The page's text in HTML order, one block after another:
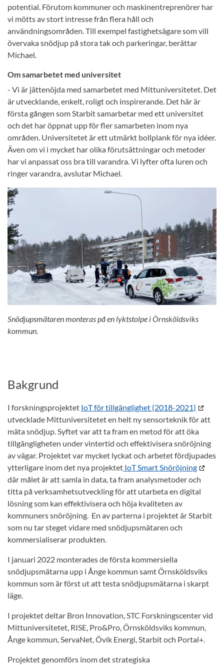
potential. Förutom kommuner och maskinentreprenörer har
vi mötts av stort intresse från flera håll och
användningsområden. Till exempel fastighetsägare som vill
övervaka snödjup på stora tak och parkeringar, berättar
Michael.
Om samarbetet med universitet
- Vi är jättenöjda med samarbetet med Mittuniversitetet. Det
är utvecklande, enkelt, roligt och inspirerande. Det här är
första gången som Starbit samarbetar med ett universitet
och det har öppnat upp för fler samarbeten inom nya
områden. Universitetet är ett utmärkt bollplank för nya idéer.
Även om vi i mycket har olika förutsättningar och metoder
har vi anpassat oss bra till varandra. Vi lyfter ofta luren och
ringer varandra, avslutar Michael.
Snödjupsmätaren monteras på en lyktstolpe i Örnsköldsviks
kommun.
Bakgrund
I forskningsprojektet IoT för tillgänglighet (2018-2021)
utvecklade Mittuniversitetet en helt ny sensorteknik för att
mäta snödjup. Syftet var att ta fram en metod för att öka
tillgängligheten under vintertid och effektivisera snöröjning
av vägar. Projektet var mycket lyckat och arbetet fördjupades
ytterligare inom det nya projektet IoT Smart Snöröjning
där målet är att samla in data, ta fram analysmetoder och
titta på verksamhetsutveckling för att utarbeta en digital
lösning som kan effektivisera och höja kvaliteten av
kommuners snöröjning. En av parterna i projektet är Starbit
som nu tar steget vidare med snödjupsmätaren och
kommersialiserar produkten.
I januari 2022 monterades de första kommersiella
snödjupsmätarna upp i Ånge kommun samt Örnsköldsviks
kommun som är först ut att testa snödjupsmätarna i skarpt
läge.
I projektet deltar Bron Innovation, STC Forskningscenter vid
Mittuniversitetet, RISE, Pro&Pro, Örnsköldsviks kommun,
Ånge kommun, ServaNet, Övik Energi, Starbit och Portal+.
Projektet genomförs inom det strategiska